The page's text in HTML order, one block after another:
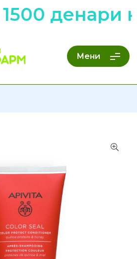
денари
Мени